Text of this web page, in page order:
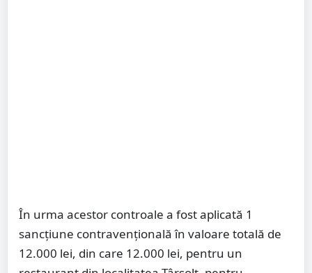
În urma acestor controale a fost aplicată 1
sancțiune contravențională în valoare totală de
12.000 lei, din care 12.000 lei, pentru un